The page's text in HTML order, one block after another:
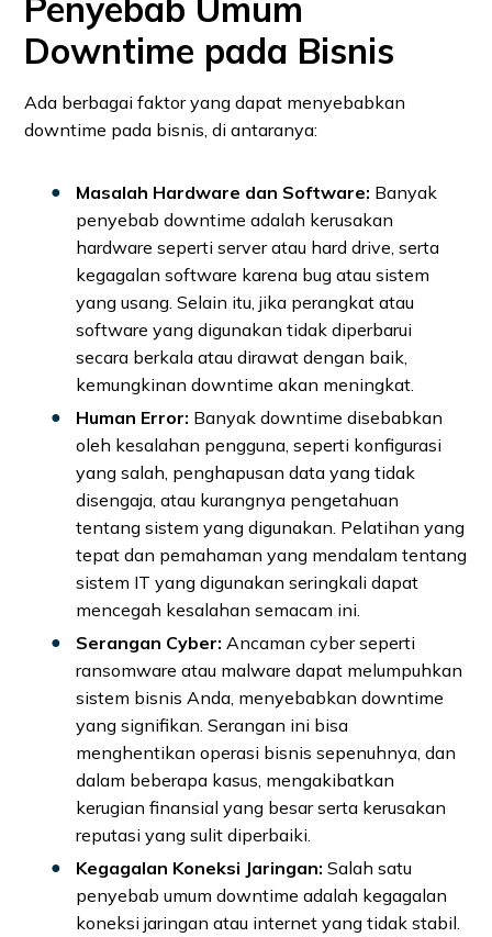
Downtime pada Bisnis
Ada berbagai faktor yang dapat menyebabkan
downtime pada bisnis, di antaranya:
Masalah Hardware dan Software: Banyak
penyebab downtime adalah kerusakan
hardware seperti server atau hard drive, serta
kegagalan software karena bug atau sistem
yang usang. Selain itu, jika perangkat atau
software yang digunakan tidak diperbarui
secara berkala atau dirawat dengan baik,
kemungkinan downtime akan meningkat.
Human Error: Banyak downtime disebabkan
oleh kesalahan pengguna, seperti konfigurasi
yang salah, penghapusan data yang tidak
disengaja, atau kurangnya pengetahuan
tentang sistem yang digunakan. Pelatihan yang
tepat dan pemahaman yang mendalam tentang
sistem IT yang digunakan seringkali dapat
mencegah kesalahan semacam ini.
Serangan Cyber: Ancaman cyber seperti
ransomware atau malware dapat melumpuhkan
sistem bisnis Anda, menyebabkan downtime
yang signifikan. Serangan ini bisa
menghentikan operasi bisnis sepenuhnya, dan
dalam beberapa kasus, mengakibatkan
kerugian finansial yang besar serta kerusakan
reputasi yang sulit diperbaiki.
Kegagalan Koneksi Jaringan: Salah satu
penyebab umum downtime adalah kegagalan
koneksi jaringan atau internet yang tidak stabil.